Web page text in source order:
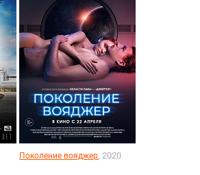
Поколение вояджер, 2020